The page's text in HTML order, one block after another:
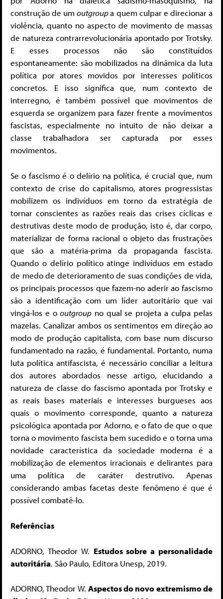
construção de umoutgroupa quem culpar e direcionar a
violência, quanto no aspecto de movimento de massas
de natureza contrarrevolucionária apontado por Trotsky.
E esses processos não são constituídos
espontaneamente: são mobilizados na dinâmica da luta
política por atores movidos por interesses políticos
concretos. E isso significa que, num contexto de
interregno, é também possível que movimentos de
esquerda se organizem para fazer frente a movimentos
fascistas, especialmente no intuito de não deixar a
classe trabalhadora ser capturada por esses
movimentos.
Se o fascismo é o delírio na política, é crucial que, num
contexto de crise do capitalismo, atores progressistas
mobilizem os indivíduos em torno da estratégia de
tornar conscientes as razões reais das crises cíclicas e
destrutivas deste modo de produção, isto é, dar corpo,
materializar de forma racional o objeto das frustrações
que são a matéria-prima da propaganda fascista.
Quando o delírio político atinge indivíduos em estado
de medo de deterioramento de suas condições de vida,
os principais processos que fazem-no aderir ao fascismo
são a identificação com um líder autoritário que vai
vingá-los e ooutgroupno qual se projeta a culpa pelas
mazelas. Canalizar ambos os sentimentos em direção ao
modo de produção capitalista, com base num discurso
fundamentado na razão, é fundamental. Portanto, numa
luta política antifascista, é necessário conciliar a leitura
dos autores abordados nesse artigo, elucidando a
natureza de classe do fascismo apontada por Trotsky e
as reais bases materiais e interesses burgueses aos
quais o movimento corresponde, quanto a natureza
psicológica apontada por Adorno, e o fato de que o que
torna o movimento fascista bem sucedido e o torna uma
novidade característica da sociedade moderna é a
mobilização de elementos irracionais e delirantes para
uma política de caráter destrutivo. Apenas
considerando ambas facetas deste fenômeno é que é
possível combatê-lo.
Referências
ADORNO, Theodor W. Estudos sobre a personalidade
autoritária. São Paulo, Editora Unesp, 2019.
ADORNO, Theodor W. Aspectos do novo extremismo de